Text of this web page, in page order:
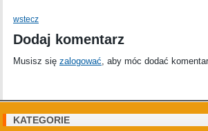
wstecz
Dodaj komentarz
Musisz się zalogować , aby móc dodać
KATEGORIE